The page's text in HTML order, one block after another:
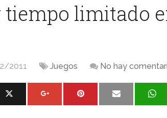
tiempo limitado
2011 Juegos No hay